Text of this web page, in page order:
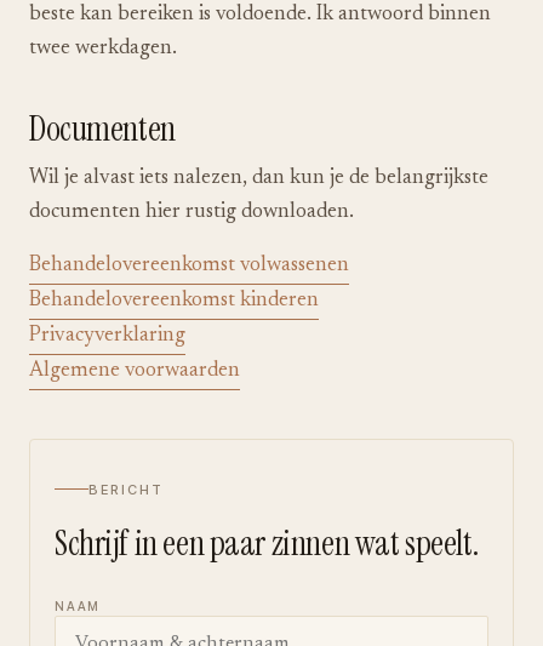
beste kan bereiken is voldoende. Ik antwoord binnen
twee werkdagen.
Documenten
Wil je alvast iets nalezen, dan kun je de belangrijkste
documenten hier rustig downloaden.
Behandelovereenkomst volwassenen
Behandelovereenkomst kinderen
Privacyverklaring
Algemene voorwaarden
BERICHT
Schrijf in een paar zinnen wat speelt.
NAAM